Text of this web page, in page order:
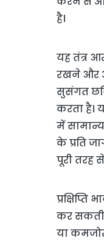
है।
यह तंत्र
रखने और
सुसंगत
करता है।
में
के प्रति
पूरी तरह
प्रक्षिप्ति
कर सकती
या